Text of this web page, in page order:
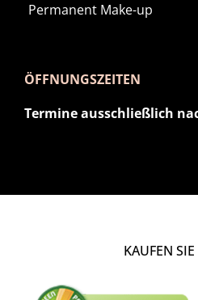
Permanent Make-up
ÖFFNUNGSZEITEN
Termine ausschließlich
KAUFEN